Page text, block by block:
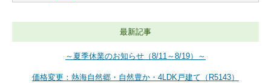
最新記事
～夏季休業のお知らせ（8/11～8/19）～
価格変更：熱海自然郷・自然豊か・4LDK戸建て（R5143）